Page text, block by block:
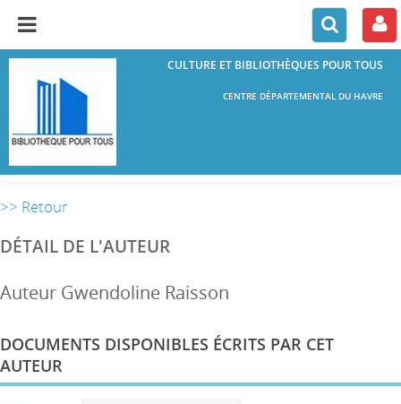
CULTURE ET BIBLIOTHÈQUES POUR TOUS
CENTRE DÉPARTEMENTAL DU HAVRE
>> Retour
DÉTAIL DE L'AUTEUR
Auteur Gwendoline Raisson
DOCUMENTS DISPONIBLES ÉCRITS PAR CET
AUTEUR